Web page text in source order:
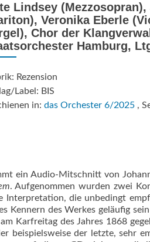
Lindsey
Veronika Eberle
Chor der
Hamburg,
Rezension
Label: BIS
in: das Orchester 6/2025,
ein Audio-Mitschnitt von
. Aufgenommen wurden zwei
Interpretation, die unbedingt
Kennern des Werkes geläufig
Karfreitag des Jahres 1868
beispielsweise der letzte, sehr